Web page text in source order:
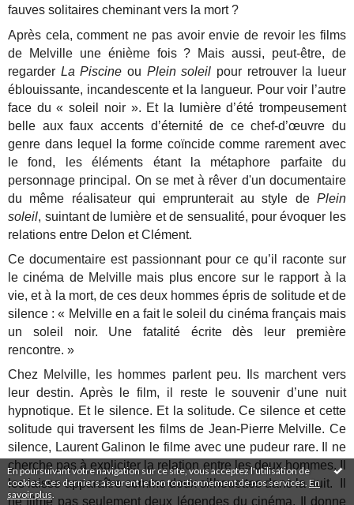
En poursuivant votre navigation sur ce site, vous acceptez l'utilisation de
cookies. Ces derniers assurent le bon fonctionnement de nos services. En
savoir plus
fauves solitaires cheminant vers la mort ?
Après cela, comment ne pas avoir envie de revoir les films
de Melville une énième fois ? Mais aussi, peut-être, de
regarder La Piscine ou Plein soleil pour retrouver la lueur
éblouissante, incandescente et la langueur. Pour voir l’autre
face du « soleil noir ». Et la lumière d’été trompeusement
belle aux faux accents d’éternité de ce chef-d’œuvre du
genre dans lequel la forme coïncide comme rarement avec
le fond, les éléments étant la métaphore parfaite du
personnage principal. On se met à rêver d'un documentaire
du même réalisateur qui emprunterait au style de Plein
soleil, suintant de lumière et de sensualité, pour évoquer les
relations entre Delon et Clément.
Ce documentaire est passionnant pour ce qu’il raconte sur
le cinéma de Melville mais plus encore sur le rapport à la
vie, et à la mort, de ces deux hommes épris de solitude et de
silence : « Melville en a fait le soleil du cinéma français mais
un soleil noir. Une fatalité écrite dès leur première
rencontre. »
Chez Melville, les hommes parlent peu. Ils marchent vers
leur destin. Après le film, il reste le souvenir d’une nuit
hypnotique. Et le silence. Et la solitude. Ce silence et cette
solitude qui traversent les films de Jean-Pierre Melville. Ce
silence, Laurent Galinon le filme avec une pudeur rare. Il ne
cherche pas à expliciter la relation entre les deux hommes. Il
les laisse apparaître comme deux silhouettes dans la nuit. Il
ne filme pas seulement deux légendes du cinéma. Il donne